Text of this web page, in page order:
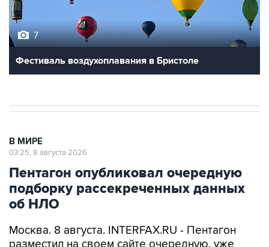
7
Фестиваль воздухоплавания в Бристоле
В МИРЕ
03:25, 8 августа 2026
Пентагон опубликовал очередную
подборку рассекреченных данных
об НЛО
Москва. 8 августа. INTERFAX.RU - Пентагон